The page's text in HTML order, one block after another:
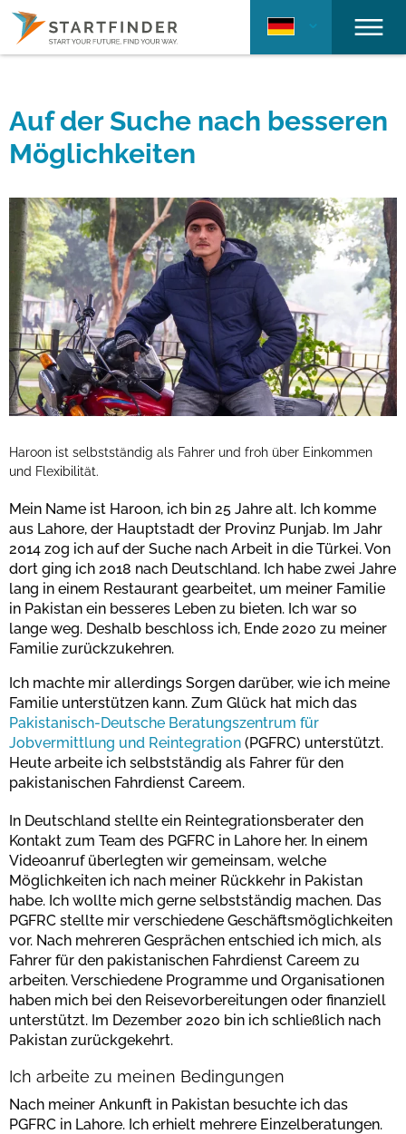
Auf der Suche nach besseren
Möglichkeiten
Haroon ist selbstständig als Fahrer und froh über Einkommen
und Flexibilität.
Mein Name ist Haroon, ich bin 25 Jahre alt. Ich komme
aus Lahore, der Hauptstadt der Provinz Punjab. Im Jahr
2014 zog ich auf der Suche nach Arbeit in die Türkei. Von
dort ging ich 2018 nach Deutschland. Ich habe zwei Jahre
lang in einem Restaurant gearbeitet, um meiner Familie
in Pakistan ein besseres Leben zu bieten. Ich war so
lange weg. Deshalb beschloss ich, Ende 2020 zu meiner
Familie zurückzukehren.
Ich machte mir allerdings Sorgen darüber, wie ich meine
Familie unterstützen kann. Zum Glück hat mich das
Pakistanisch-Deutsche Beratungszentrum für
Jobvermittlung und Reintegration (PGFRC) unterstützt.
Heute arbeite ich selbstständig als Fahrer für den
pakistanischen Fahrdienst Careem.
In Deutschland stellte ein Reintegrationsberater den
Kontakt zum Team des PGFRC in Lahore her. In einem
Videoanruf überlegten wir gemeinsam, welche
Möglichkeiten ich nach meiner Rückkehr in Pakistan
habe. Ich wollte mich gerne selbstständig machen. Das
PGFRC stellte mir verschiedene Geschäftsmöglichkeiten
vor. Nach mehreren Gesprächen entschied ich mich, als
Fahrer für den pakistanischen Fahrdienst Careem zu
arbeiten. Verschiedene Programme und Organisationen
haben mich bei den Reisevorbereitungen oder finanziell
unterstützt. Im Dezember 2020 bin ich schließlich nach
Pakistan zurückgekehrt.
Ich arbeite zu meinen Bedingungen
Nach meiner Ankunft in Pakistan besuchte ich das
PGFRC in Lahore. Ich erhielt mehrere Einzelberatungen.